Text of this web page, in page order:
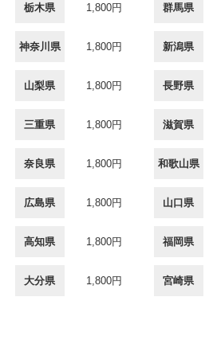
栃木県 1,800円 群馬県
神奈川県 1,800円 新潟県
山梨県 1,800円 長野県
三重県 1,800円 滋賀県
奈良県 1,800円 和歌山県
広島県 1,800円 山口県
高知県 1,800円 福岡県
大分県 1,800円 宮崎県